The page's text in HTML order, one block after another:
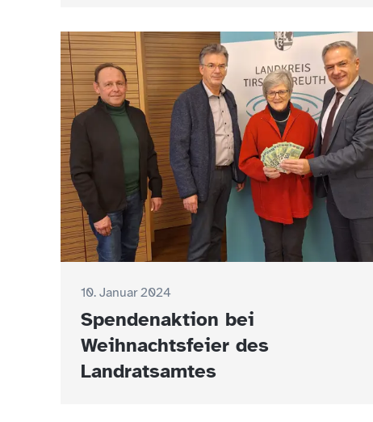
10. Januar 2024
Spendenaktion bei
Weihnachtsfeier des
Landratsamtes